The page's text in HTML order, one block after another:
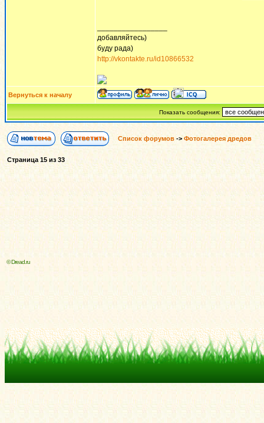
добавляйтесь)
буду рада)
http://vkontakte.ru/id10866532
Вернуться к началу
Показать сообщения:
Список форумов ->Фотогалерея дредов
Страница 15 из 33
© Dread.ru